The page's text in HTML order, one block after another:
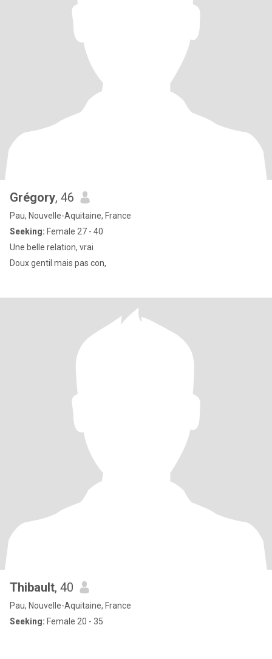
Grégory, 46
Pau, Nouvelle-Aquitaine, France
Seeking: Female 27 - 40
Une belle relation, vrai
Doux gentil mais pas con,
Thibault, 40
Pau, Nouvelle-Aquitaine, France
Seeking: Female 20 - 35